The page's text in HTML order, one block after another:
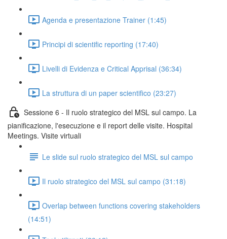
Agenda e presentazione Trainer (1:45)
Principi di scientific reporting (17:40)
Livelli di Evidenza e Critical Apprisal (36:34)
La struttura di un paper scientifico (23:27)
Sessione 6 - Il ruolo strategico del MSL sul campo. La
pianificazione, l'esecuzione e il report delle visite. Hospital
Meetings. Visite virtuali
Le slide sul ruolo strategico del MSL sul campo
Il ruolo strategico del MSL sul campo (31:18)
Overlap between functions covering stakeholders
(14:51)